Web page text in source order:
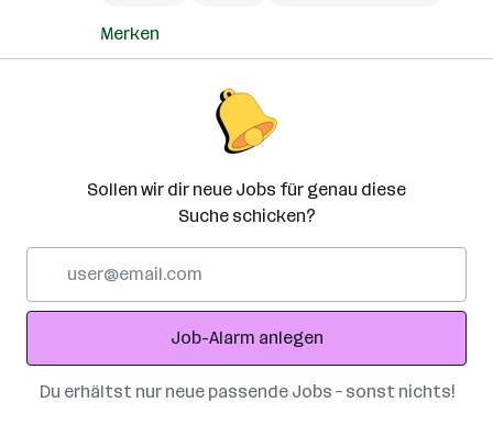
Merken
Sollen wir dir neue Jobs für genau diese
Suche schicken?
Adresse
Job-Alarm anlegen
Du erhältst nur neue passende Jobs – sonst nichts!